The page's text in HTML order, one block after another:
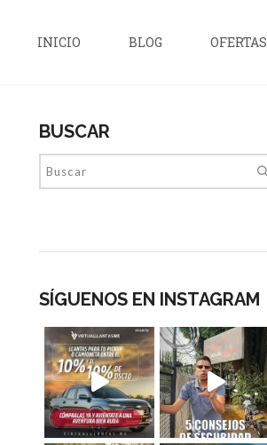
INICIO BLOG OFERTAS
BUSCAR
SÍGUENOS EN INSTAGRAM